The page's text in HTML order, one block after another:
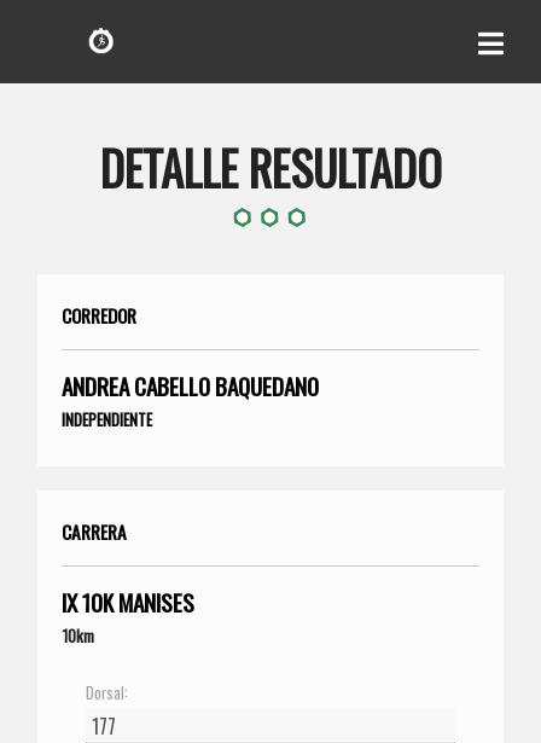
DETALLE RESULTADO
CORREDOR
ANDREA CABELLO BAQUEDANO
INDEPENDIENTE
CARRERA
IX 10K MANISES
10km
Dorsal: